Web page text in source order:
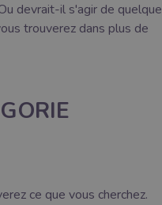
devrait-il s'agir de quelque
trouverez dans plus de
ce que vous cherchez.